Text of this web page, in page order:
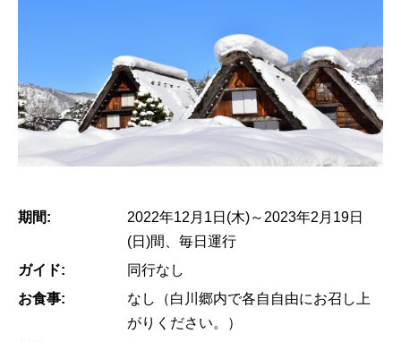
期間:
2022年12月1日(木)～2023年2月19日
(日)間、毎日運行
ガイド:
同行なし
お食事:
なし（白川郷内で各自自由にお召し上
がりください。）